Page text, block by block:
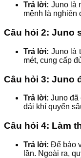
Trả lời: Juno là
mệnh là nghiên
Câu hỏi 2: Juno
Trả lời: Juno là
mét, cung cấp
Câu hỏi 3: Juno
Trả lời:Juno đã
dải khí quyển
Câu hỏi 4: Làm
Trả lời: Để bảo
lần. Ngoài ra,